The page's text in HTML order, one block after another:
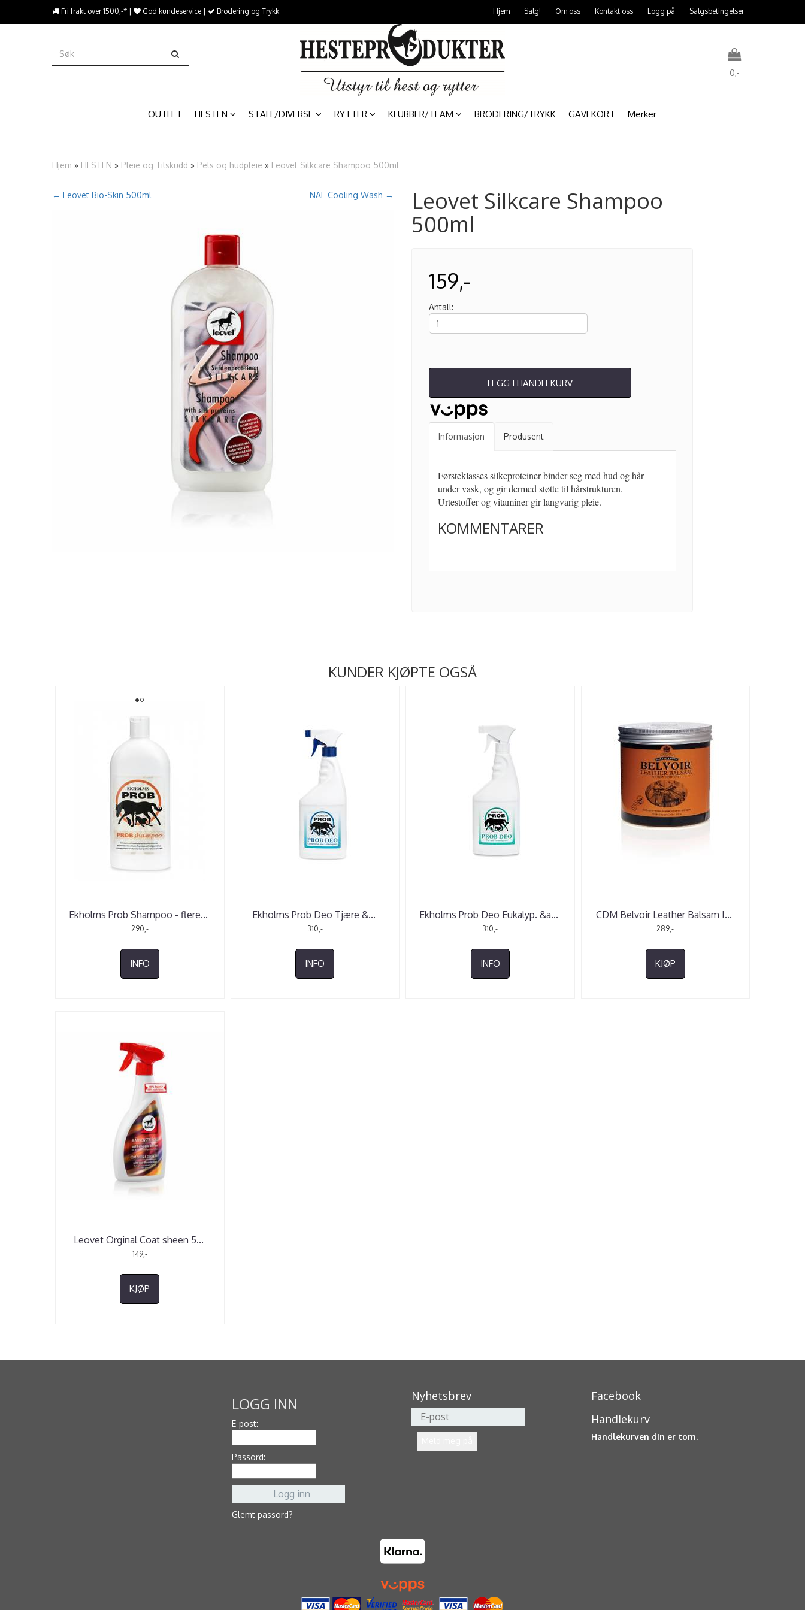
{/literal}����������
Fri frakt over 1500,-* | God kundeservice | Brodering og Trykk Hjem Salg! Om oss Kontakt oss Logg på Salgsbetingelser
0,-
OUTLET HESTEN STALL/DIVERSE RYTTER KLUBBER/TEAM BRODERING/TRYKK GAVEKORT Merker
Hjem » HESTEN » Pleie og Tilskudd » Pels og hudpleie » Leovet Silkcare Shampoo 500ml
NAF Cooling Wash →
← Leovet Bio-Skin 500ml Leovet Silkcare Shampoo
500ml
159,-
Antall:
LEGG I HANDLEKURV
Informasjon Produsent
Førsteklasses silkeproteiner binder seg med hud og hår
under vask, og gir dermed støtte til hårstrukturen.
Urtestoffer og vitaminer gir langvarig pleie.
KOMMENTARER
KUNDER KJØPTE OGSÅ
Ekholms Prob Shampoo - flere...
290,-
INFO
Ekholms Prob Deo Tjære &...
310,-
INFO
Ekholms Prob Deo Eukalyp. &a...
310,-
INFO
CDM Belvoir Leather Balsam I...
289,-
KJØP
Leovet Orginal Coat sheen 5...
149,-
KJØP
LOGG INN
E-post:
Passord:
Glemt passord?
Nyhetsbrev
Facebook
Handlekurv
Handlekurven din er tom.